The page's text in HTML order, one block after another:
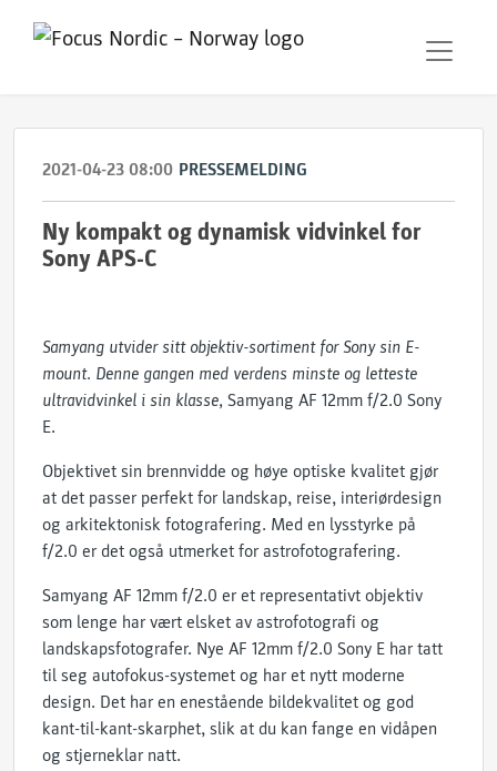
2021-04-23 08:00 PRESSEMELDING
Ny kompakt og dynamisk vidvinkel for
Sony APS-C
Samyang utvider sitt objektiv-sortiment for Sony sin E-
mount. Denne gangen med verdens minste og letteste
ultravidvinkel i sin klasse, Samyang AF 12mm f/2.0 Sony
E.
Objektivet sin brennvidde og høye optiske kvalitet gjør
at det passer perfekt for landskap, reise, interiørdesign
og arkitektonisk fotografering. Med en lysstyrke på
f/2.0 er det også utmerket for astrofotografering.
Samyang AF 12mm f/2.0 er et representativt objektiv
som lenge har vært elsket av astrofotografi og
landskapsfotografer. Nye AF 12mm f/2.0 Sony E har tatt
til seg autofokus-systemet og har et nytt moderne
design. Det har en enestående bildekvalitet og god
kant-til-kant-skarphet, slik at du kan fange en vidåpen
og stjerneklar natt.